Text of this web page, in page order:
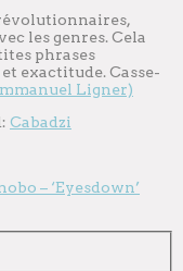
les genres. Cela
phrases
exactitude. Casse-
Ligner)
Cabadzi
– ‘Eyesdown’